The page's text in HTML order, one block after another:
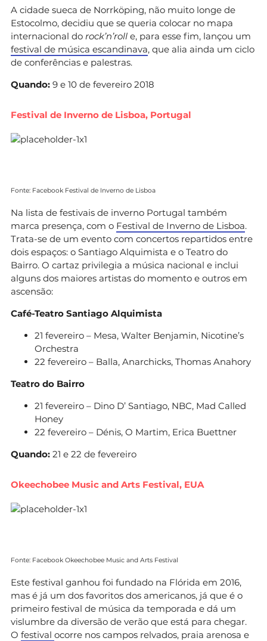
A cidade sueca de Norrköping, não muito longe de
Estocolmo, decidiu que se queria colocar no mapa
internacional do rock’n’roll e, para esse fim, lançou um
festival de música escandinava, que alia ainda um ciclo
de conferências e palestras.
Quando: 9 e 10 de fevereiro 2018
Festival de Inverno de Lisboa, Portugal
Fonte: Facebook Festival de Inverno de Lisboa
Na lista de festivais de inverno Portugal também
marca presença, com o Festival de Inverno de Lisboa.
Trata-se de um evento com concertos repartidos entre
dois espaços: o Santiago Alquimista e o Teatro do
Bairro. O cartaz privilegia a música nacional e inclui
alguns dos maiores artistas do momento e outros em
ascensão:
Café-Teatro Santiago Alquimista
21 fevereiro – Mesa, Walter Benjamin, Nicotine’s
Orchestra
22 fevereiro – Balla, Anarchicks, Thomas Anahory
Teatro do Bairro
21 fevereiro – Dino D’ Santiago, NBC, Mad Called
Honey
22 fevereiro – Dénis, O Martim, Erica Buettner
Quando: 21 e 22 de fevereiro
Okeechobee Music and Arts Festival, EUA
Fonte: Facebook Okeechobee Music and Arts Festival
Este festival ganhou foi fundado na Flórida em 2016,
mas é já um dos favoritos dos americanos, já que é o
primeiro festival de música da temporada e dá um
vislumbre da diversão de verão que está para chegar.
O festival ocorre nos campos relvados, praia arenosa e